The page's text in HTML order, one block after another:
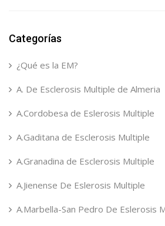
Categorías
¿Qué es la EM?
A. De Esclerosis Multiple de Almeria
A.Cordobesa de Eslerosis Multiple
A.Gaditana de Esclerosis Multiple
A.Granadina de Esclerosis Multiple
A.Jienense De Eslerosis Multiple
A.Marbella-San Pedro De Eslerosis